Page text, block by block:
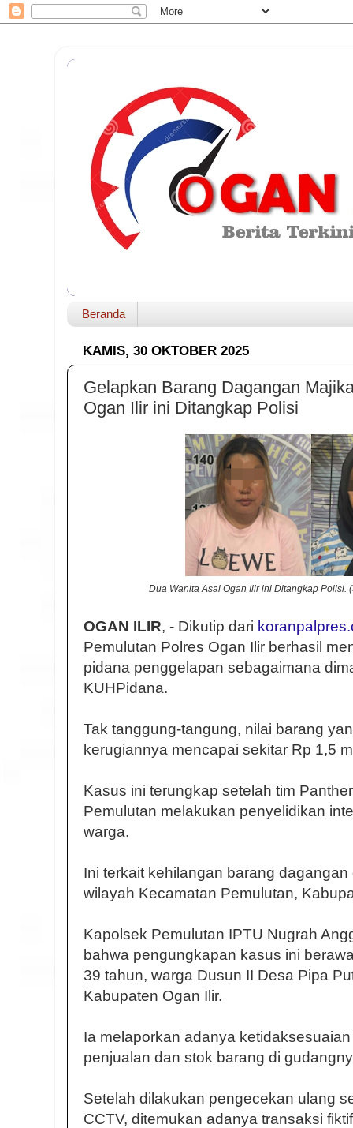
Beranda
KAMIS, 30 OKTOBER 2025
Gelapkan Barang Dagangan
Ogan Ilir ini Ditangkap Polisi
Dua Wanita Asal Ogan Ilir ini Ditangkap Polisi.
OGAN ILIR, - Dikutip dari
Pemulutan Polres Ogan Ilir berhasil
pidana penggelapan sebagaimana
KUHPidana.
Tak tanggung-tangung, nilai barang
kerugiannya mencapai sekitar Rp 1,5
Kasus ini terungkap setelah tim
Pemulutan melakukan penyelidikan
warga.
Ini terkait kehilangan barang
wilayah Kecamatan Pemulutan,
Kapolsek Pemulutan IPTU Nugrah
bahwa pengungkapan kasus ini
39 tahun, warga Dusun II Desa Pipa
Kabupaten Ogan Ilir.
Ia melaporkan adanya
penjualan dan stok barang di
Setelah dilakukan pengecekan ulang
CCTV, ditemukan adanya transaksi